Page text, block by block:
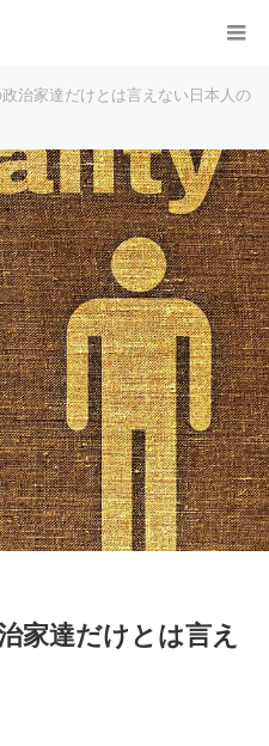
治家達だけとは言えない日本人の
家達だけとは言え